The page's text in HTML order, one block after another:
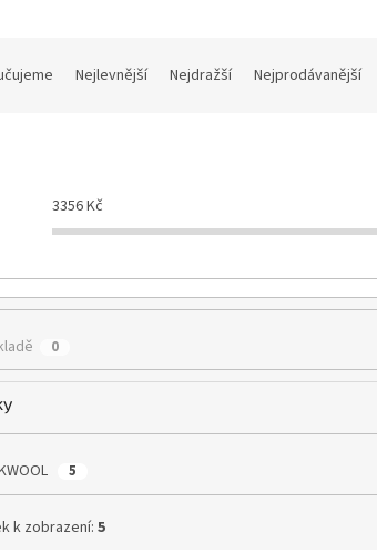
Nejlevnější Nejdražší Nejprodávanější
3356Kč
0
5
k zobrazení: 5